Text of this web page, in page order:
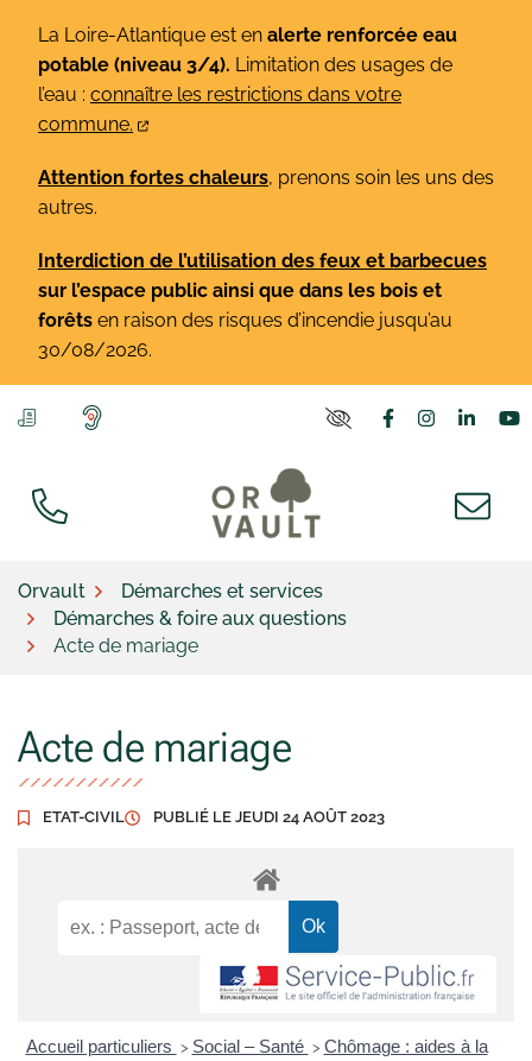
contenu
La Loire-Atlantique est en alerte renforcée eau
potable (niveau 3/4). Limitation des usages de
l’eau : connaître les restrictions dans votre
commune.
Attention fortes chaleurs, prenons soin les uns des
autres.
Interdiction de l’utilisation des feux et barbecues
sur l’espace public ainsi que dans les bois et
forêts en raison des risques d’incendie jusqu’au
30/08/2026.
Lien vers le
Lien vers
Lien
Orvault
Démarches et services
Démarches & foire aux questions
Acte de mariage
Acte de mariage
ETAT-CIVIL PUBLIÉ LE JEUDI 24 AOÛT 2023
Accueil particuliers > Social – Santé > Chômage : aides à la